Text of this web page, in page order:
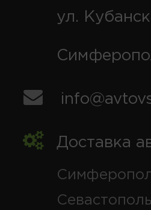
ул.
Доставка